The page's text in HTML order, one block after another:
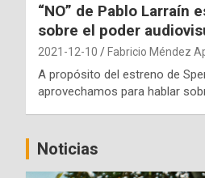
“NO” de Pablo Larraín
sobre el poder
2021-12-10 Fabricio Méndez
A propósito del estreno de
aprovechamos para hablar
Noticias